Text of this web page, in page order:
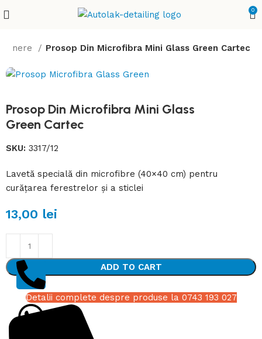
0
Prosop Din Microfibra Mini Glass Green Cartec
Prosop Din Microfibra Mini Glass
Green Cartec
SKU:3317/12
Lavetă specială din microfibre (40×40 cm) pentru
curățarea ferestrelor și a sticlei
13,00 lei
ADD TO CART
Detalii complete despre produse la 0743 193 027